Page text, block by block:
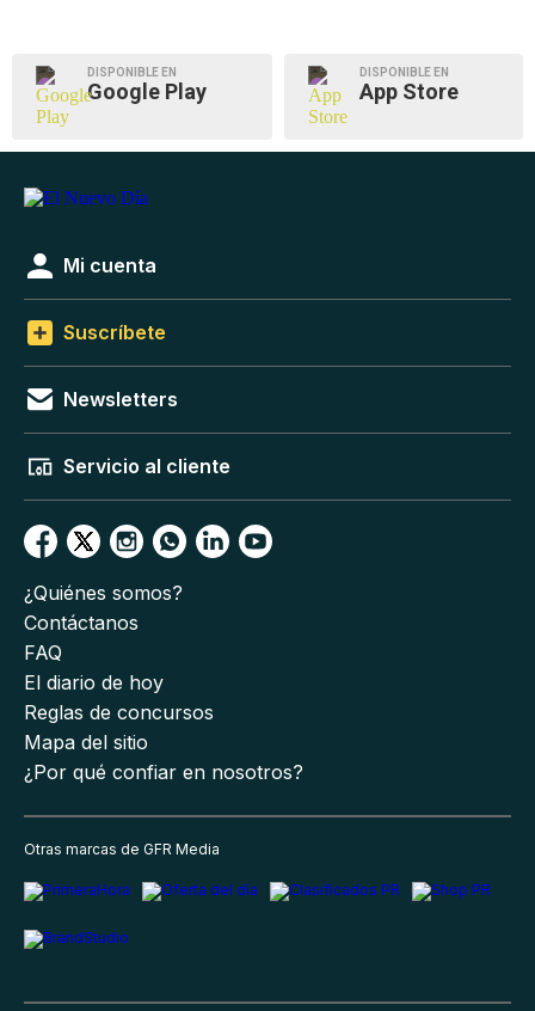
DISPONIBLE EN
Google Play
DISPONIBLE EN
App Store
Mi cuenta
Suscríbete
Newsletters
Servicio al cliente
¿Quiénes somos?
Contáctanos
FAQ
El diario de hoy
Reglas de concursos
Mapa del sitio
¿Por qué confiar en nosotros?
Otras marcas de GFR Media